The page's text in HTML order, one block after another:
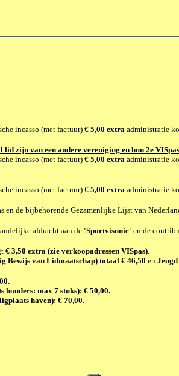
incasso (met factuur) € 5,00 extra administratie
lid zijn van een andere vereniging en hun 2e
incasso (met factuur) € 5,00 extra administratie
incasso (met factuur) € 5,00 extra administratie
en de bijbehorende Gezamenlijke Lijst van
afdracht aan de 'Sportvisunie' en de
€ 3,50 extra (zie verkoopadressen VISpas).
Bewijs van Lidmaatschap) totaal€ 46,50 en
houders: max 7 stuks): € 50,00.
haven): € 70,00.